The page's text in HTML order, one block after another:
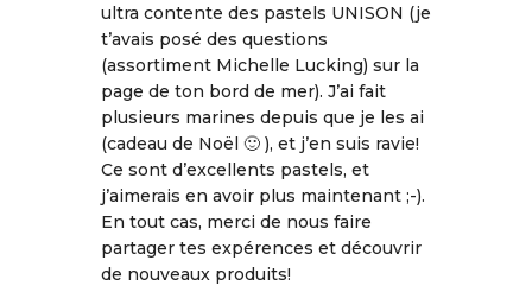
ultra contente des pastels UNISON (je
t’avais posé des questions
(assortiment Michelle Lucking) sur la
page de ton bord de mer). J’ai fait
plusieurs marines depuis que je les ai
(cadeau de Noël 🙂 ), et j’en suis ravie!
Ce sont d’excellents pastels, et
j’aimerais en avoir plus maintenant ;-).
En tout cas, merci de nous faire
partager tes expérences et découvrir
de nouveaux produits!